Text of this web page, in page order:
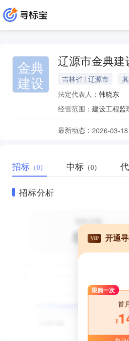
金典
建设
辽源市金典建
吉林省 | 辽源市
法定代表人： 韩晓东
经营范围： 建设工程监
最新动态： 2026-03-
招标 （0） 中标 （0）
招标分析
VIP 开通
限购一次
首
¥